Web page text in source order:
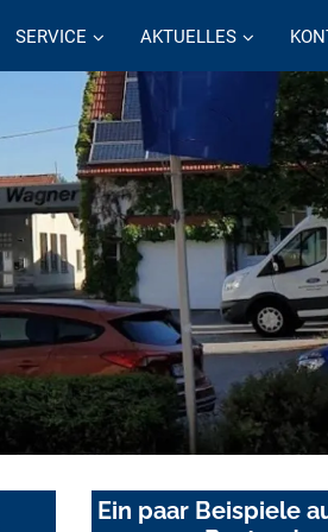
SERVICE AKTUELLES
Ein paar Beispiele